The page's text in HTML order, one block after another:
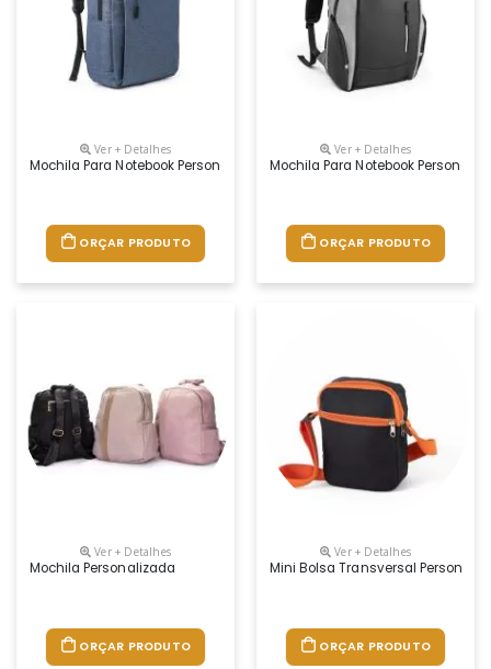
Ver + Detalhes
Mochila Para Notebook Personalizada
ORÇAR PRODUTO
Ver + Detalhes
Mochila Para Notebook
ORÇAR PRODUTO
Ver + Detalhes
Mochila Personalizada
ORÇAR PRODUTO
Ver + Detalhes
Mini Bolsa Transversal
ORÇAR PRODUTO